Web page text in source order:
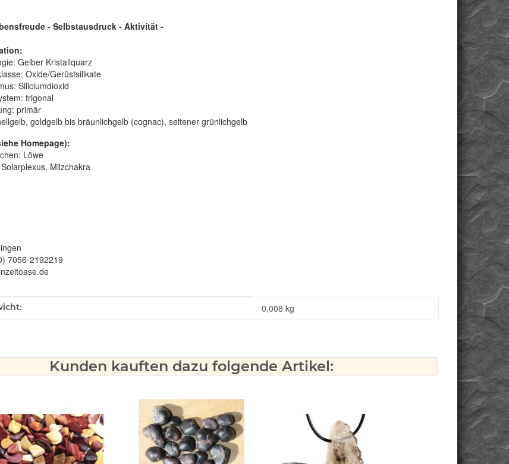
- Selbstausdruck - Aktivität-
Gelber Kristallquarz
Oxide/Gerüstsilikate
Siliciumdioxid
trigonal
primär
goldgelb bis bräunlichgelb (cognac), seltener grünlichgelb
Homepage):
Löwe
Milzchakra
7056-2192219
0,008 kg
Kunden kauften dazu folgende Artikel: